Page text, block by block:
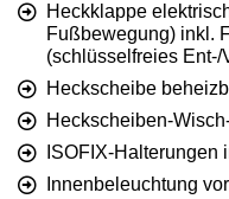
Heckklappe
Fußbewegung) inkl.
(schlüsselfreies Ent-/
Heckscheibe
Heckscheiben-
ISOFIX-Halterungen
Innenbeleuchtung